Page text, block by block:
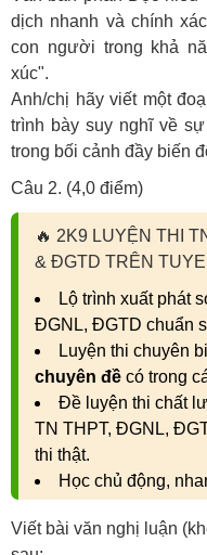
dịch nhanh và chính
con người trong khả
xúc".
Anh/chị hãy viết một
trình bày suy nghĩ về
trong bối cảnh đầy biến
Câu 2. (4,0 điểm)
🔥 2K9 LUYỆN THI
& ĐGTD TRÊN
Lộ trình xuất phát
ĐGNL, ĐGTD chuẩn
Luyện thi chuyên
chuyên đề có trong
Đề luyện thi chất
TN THPT, ĐGNL,
thi thật.
Học chủ động,
Viết bài văn nghị luận